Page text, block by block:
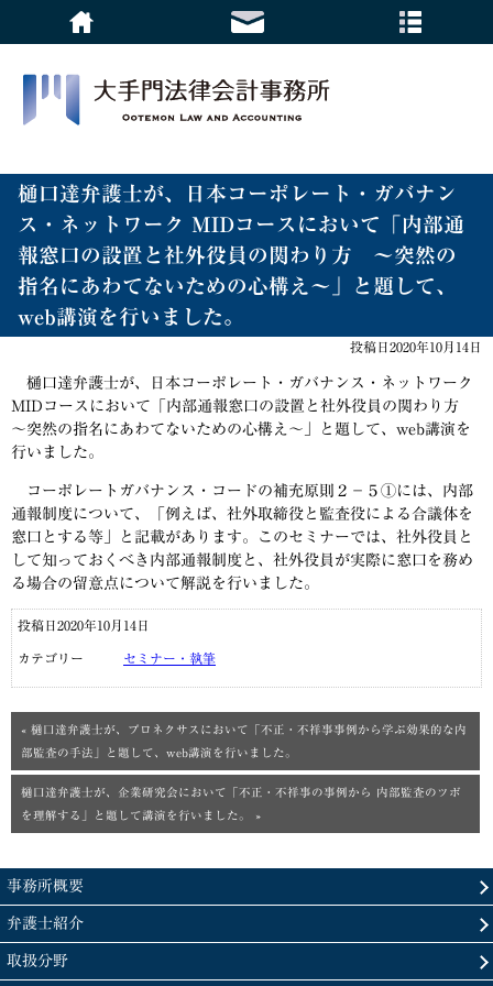
樋口達弁護士が、日本コーポレート・ガバナン
ス・ネットワーク MIDコースにおいて「内部通
報窓口の設置と社外役員の関わり方 ～突然の
指名にあわてないための心構え～」と題して、
web講演を行いました。
投稿日2020年10月14日
樋口達弁護士が、日本コーポレート・ガバナンス・ネットワーク
MIDコースにおいて「内部通報窓口の設置と社外役員の関わり方
～突然の指名にあわてないための心構え～」と題して、web講演を
行いました。
コーポレートガバナンス・コードの補充原則２－５①には、内部
通報制度について、「例えば、社外取締役と監査役による合議体を
窓口とする等」と記載があります。このセミナーでは、社外役員と
して知っておくべき内部通報制度と、社外役員が実際に窓口を務め
る場合の留意点について解説を行いました。
投稿日2020年10月14日
カテゴリー セミナー・執筆
« 樋口達弁護士が、プロネクサスにおいて「不正・不祥事事例から学ぶ効果的な内
部監査の手法」と題して、web講演を行いました。
樋口達弁護士が、企業研究会において「不正・不祥事の事例から 内部監査のツボ
を理解する」と題して講演を行いました。 »
事務所概要
弁護士紹介
取扱分野